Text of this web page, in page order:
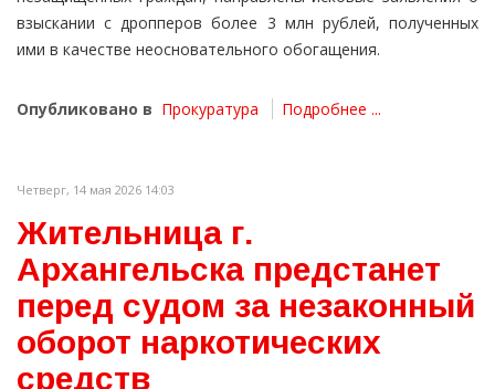
взыскании с дропперов более 3 млн рублей, полученных
ими в качестве неосновательного обогащения.
Опубликовано в Прокуратура Подробнее ...
Четверг, 14 мая 2026 14:03
Жительница г.
Архангельска предстанет
перед судом за незаконный
оборот наркотических
средств